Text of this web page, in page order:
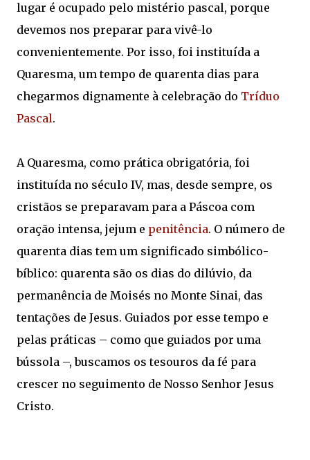
lugar é ocupado pelo mistério pascal, porque
devemos nos preparar para vivê-lo
convenientemente. Por isso, foi instituída a
Quaresma, um tempo de quarenta dias para
chegarmos dignamente à celebração do Tríduo
Pascal.
A Quaresma, como prática obrigatória, foi
instituída no século IV, mas, desde sempre, os
cristãos se preparavam para a Páscoa com
oração intensa, jejum e penitência. O número de
quarenta dias tem um significado simbólico-
bíblico: quarenta são os dias do dilúvio, da
permanência de Moisés no Monte Sinai, das
tentações de Jesus. Guiados por esse tempo e
pelas práticas – como que guiados por uma
bússola –, buscamos os tesouros da fé para
crescer no seguimento de Nosso Senhor Jesus
Cristo.